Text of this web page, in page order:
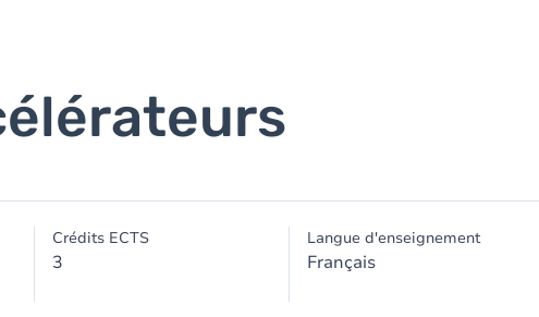
Crédits ECTS
3
Langue d'enseignement
Français